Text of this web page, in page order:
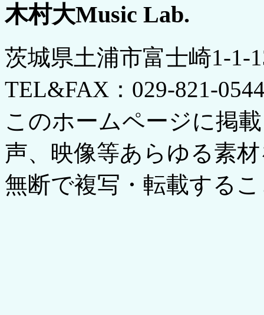
木村大Music Lab.
茨城県土浦市富士崎1-
TEL&FAX：029-821-
このホームページに掲
声、映像等あらゆる素
無断で複写・転載する